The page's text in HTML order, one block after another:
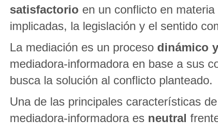
satisfactorio en un conflicto en
implicadas, la legislación y el sentido
La mediación es un proceso dinámico
mediadora-informadora en base a sus
busca la solución al conflicto planteado.
Una de las principales características
mediadora-informadora es neutral